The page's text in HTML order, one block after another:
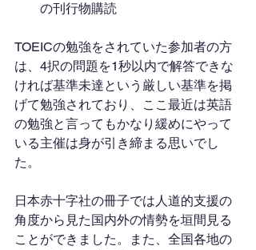
の刊行物購読
TOEICの勉強をされていた参加者の方
は、4択の問題を1秒以内で解答できな
ければ基準未達という厳しい基準を掲
げて勉強されており、ここ最近は英語
の勉強と言ってもかなり緩めにやって
いる主催は身が引き締まる思いでし
た。
日本赤十字社の冊子では人道的支援の
角度から見た国内外の情勢を垣間見る
ことができました。また、全国各地の